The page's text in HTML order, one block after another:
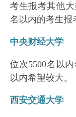
考生报考其他
名以内的考生报
中央财经大学
位次5500名以
以内希望较大。
西安交通大学